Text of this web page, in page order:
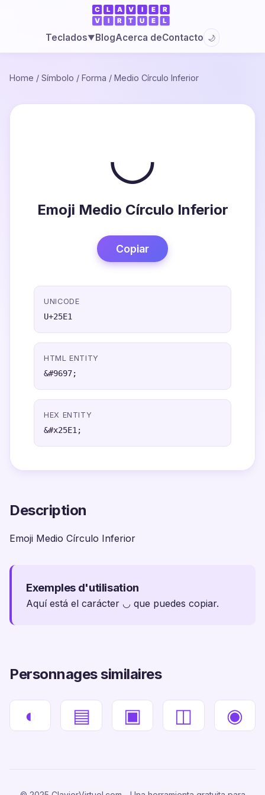
Teclados▼BlogAcerca deContacto 🌙
Home / Símbolo / Forma / Medio Círculo Inferior
◡
Emoji Medio Círculo Inferior
Copiar
UNICODE
U+25E1
HTML ENTITY
&#9697;
HEX ENTITY
&#x25E1;
Description
Emoji Medio Círculo Inferior
Exemples d'utilisation
Aquí está el carácter ◡ que puedes copiar.
Personnages similaires
◐ ▤ ▣ ◫ ◉